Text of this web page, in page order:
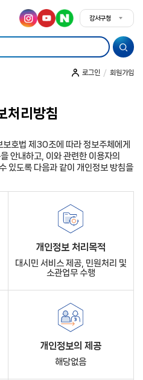
강서구청
강서구청
로그인 / 회원가입
처리방침
호법 제30조에 따라 정보주체에게
안내하고, 이와 관련한 이용자의
있도록 다음과 같이 개인정보 방침을
개인정보 처리목적
대시민 서비스 제공, 민원처리 및
소관업무 수행
개인정보의 제공
해당없음